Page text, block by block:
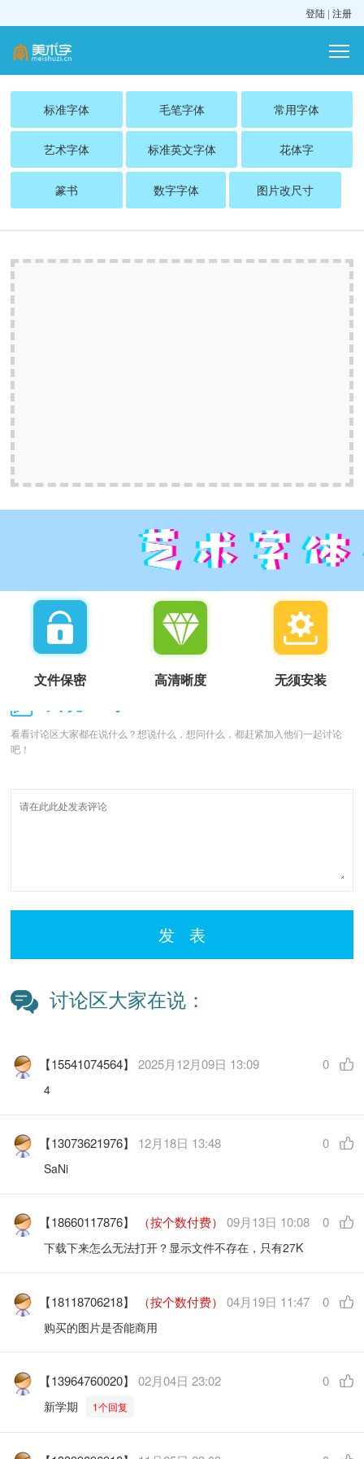
登陆 | 注册
标准字体 毛笔字体 常用字体
艺术字体 标准英文字体 花体字
篆书 数字字体 图片改尺寸
文件保密 高清晰度 无须安装
看看讨论区大家都在说什么？想说什么，想问什么，都赶紧加入他们一起讨论
吧！
发 表
讨论区大家在说：
【15541074564】2025月12月09日 13:09 0
4
【13073621976】 12月18日 13:48 0
SaNi
【18660117876】 （按个数付费） 09月13日 10:08 0
下载下来怎么无法打开？显示文件不存在，只有27K
【18118706218】 （按个数付费） 04月19日 11:47 0
购买的图片是否能商用
【13964760020】02月04日 23:02 0
新学期 1个回复